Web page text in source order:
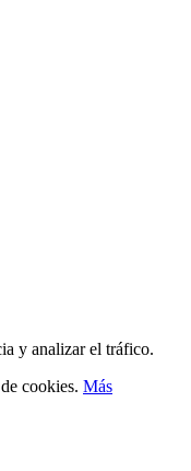
y analizar el tráfico.
cookies.